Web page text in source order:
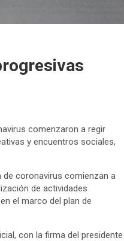
comenzaron a regir
y encuentros sociales,
de coronavirus comienzan a
de actividades
el marco del plan de
con la firma del presidente